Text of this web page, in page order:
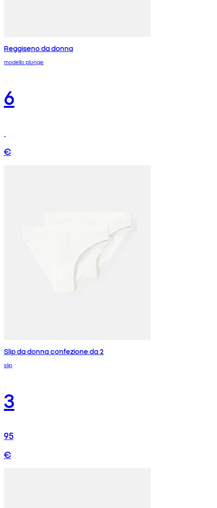
Reggiseno da donna
modello plunge
6
€
Slip da donna confezione da 2
slip
3
95
€